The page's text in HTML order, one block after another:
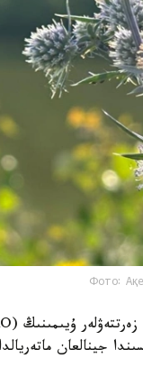
Фото:
جينالعان